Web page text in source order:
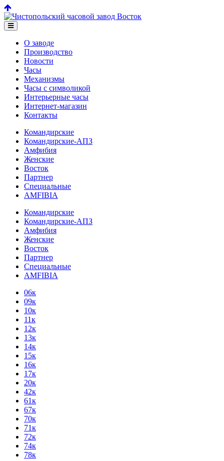
О заводе
Производство
Новости
Часы
Механизмы
Часы с символикой
Интерьерные часы
Интернет-магазин
Контакты
Командирские
Командирские-АПЗ
Амфибия
Женские
Восток
Партнер
Специальные
AMFIBIA
Командирские
Командирские-АПЗ
Амфибия
Женские
Восток
Партнер
Специальные
AMFIBIA
06к
09к
10к
11к
12к
13к
14к
15к
16к
17к
20к
42к
61к
67к
70к
71к
72к
74к
78к